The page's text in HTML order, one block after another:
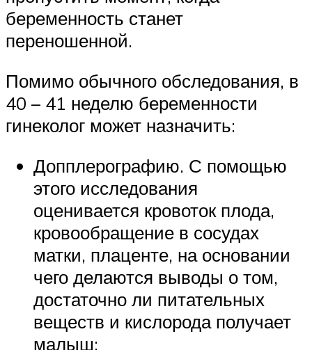
беременность станет
переношенной.
Помимо обычного обследования, в
40 – 41 неделю беременности
гинеколог может назначить:
Допплерографию. С помощью
этого исследования
оценивается кровоток плода,
кровообращение в сосудах
матки, плаценте, на основании
чего делаются выводы о том,
достаточно ли питательных
веществ и кислорода получает
малыш;